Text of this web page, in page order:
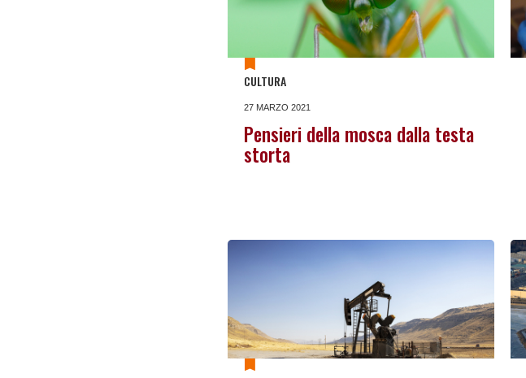
CULTURA
27 MARZO 2021
Pensieri della mosca dalla testa
storta